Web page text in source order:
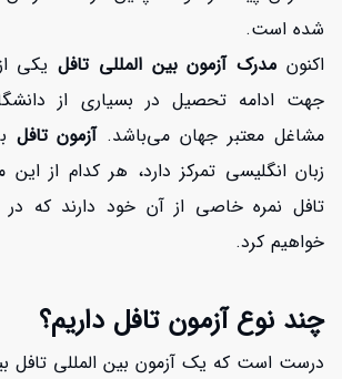
شده است.
اکنون مدرک آزمون بین المللی تافلیکی
جهت ادامه تحصیل در بسیاری از
مشاغل معتبر جهان می‌باشد.آزمون تافل
زبان انگلیسی تمرکز دارد، هر کدام از
تافل نمره خاصی از آن خود دارند که در
خواهیم کرد.
چند نوع آزمون تافل داریم؟
درست است که یک آزمون بین المللی تافل